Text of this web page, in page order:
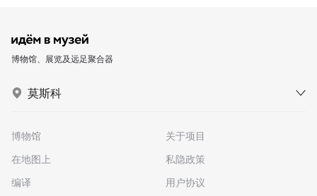
博物馆、展览及远足聚合器
莫斯科
博物馆
在地图上
编译
关于项目
私隐政策
用户协议